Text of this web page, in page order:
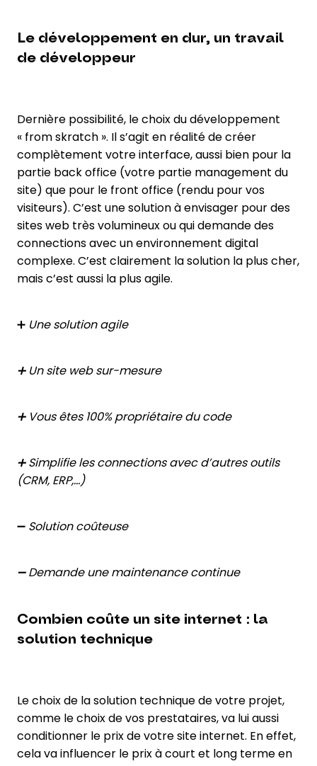
Le développement en dur, un travail
de développeur
Dernière possibilité, le choix du développement
« from skratch ». Il s’agit en réalité de créer
complètement votre interface, aussi bien pour la
partie back office (votre partie management du
site) que pour le front office (rendu pour vos
visiteurs). C’est une solution à envisager pour des
sites web très volumineux ou qui demande des
connections avec un environnement digital
complexe. C’est clairement la solution la plus cher,
mais c’est aussi la plus agile.
➕ Une solution agile
➕ Un site web sur-mesure
➕ Vous êtes 100% propriétaire du code
➕ Simplifie les connections avec d’autres outils
(CRM, ERP,…)
➖ Solution coûteuse
➖ Demande une maintenance continue
Combien coûte un site internet : la
solution technique
Le choix de la solution technique de votre projet,
comme le choix de vos prestataires, va lui aussi
conditionner le prix de votre site internet. En effet,
cela va influencer le prix à court et long terme en